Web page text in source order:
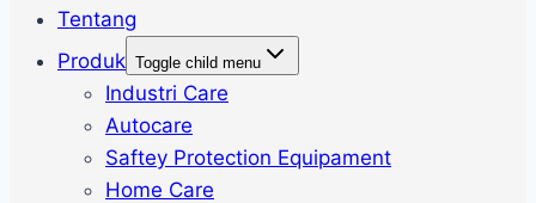
Tentang
Produk Toggle child menu
Industri Care
Autocare
Saftey Protection Equipament
Home Care